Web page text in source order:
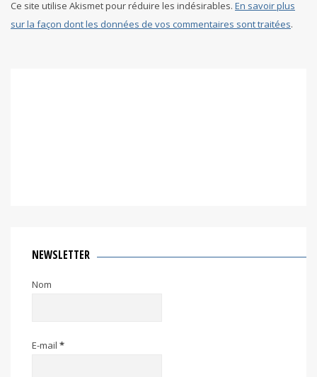
Ce site utilise Akismet pour réduire les indésirables. En savoir plus
sur la façon dont les données de vos commentaires sont traitées.
NEWSLETTER
Nom
E-mail *